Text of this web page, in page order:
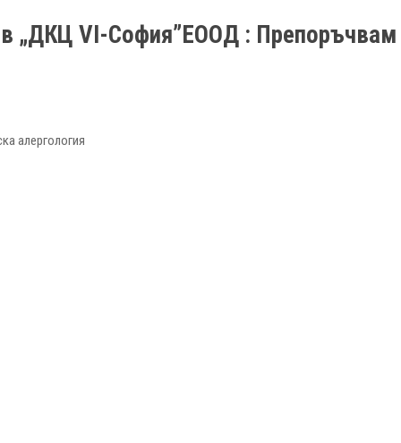
„ДКЦ VІ-София”ЕООД : Препоръчвам
алергология